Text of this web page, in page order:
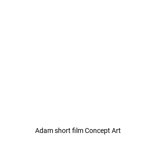
Adam short film Concept Art